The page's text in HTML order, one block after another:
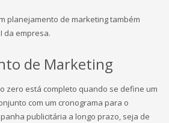
planejamento de marketing também
da empresa.
de Marketing
zero está completo quando se define um
com um cronograma para o
publicitária a longo prazo, seja de